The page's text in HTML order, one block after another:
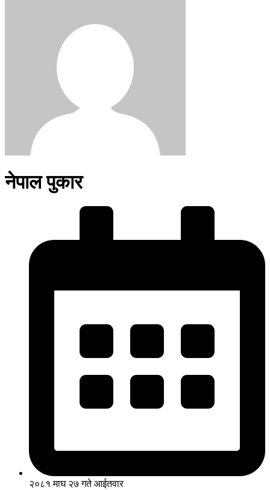
नेपाल पुकार
२०८१ माघ २७ गते आईतवार